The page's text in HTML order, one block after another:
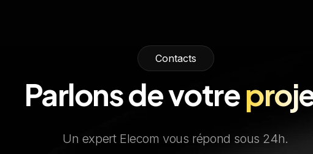
Contacts
Parlons de votre
Un expert Elecom vous répond sous 24h.